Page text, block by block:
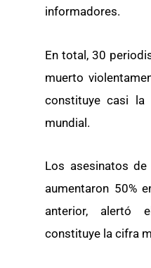
informadores.
En total, 30
muerto
constituye casi
mundial.
Los asesinatos
aumentaron 50%
anterior, alertó
constituye la cifra